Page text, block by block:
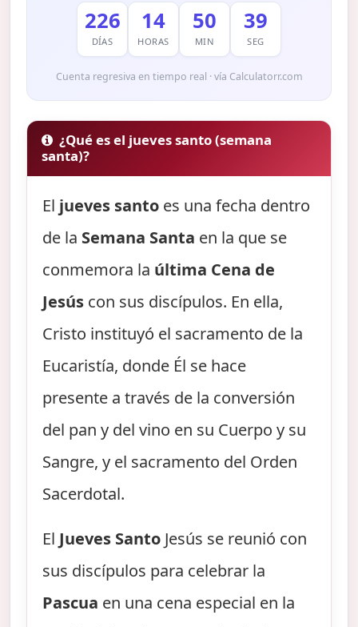
226
DÍAS
14
HORAS
50
MIN
38
SEG
Cuenta regresiva en tiempo real · vía Calculatorr.com
¿Qué es el jueves santo (semana
santa)?
El jueves santo es una fecha dentro
de la Semana Santa en la que se
conmemora la última Cena de
Jesús con sus discípulos. En ella,
Cristo instituyó el sacramento de la
Eucaristía, donde Él se hace
presente a través de la conversión
del pan y del vino en su Cuerpo y su
Sangre, y el sacramento del Orden
Sacerdotal.
El Jueves Santo Jesús se reunió con
sus discípulos para celebrar la
Pascua en una cena especial en la